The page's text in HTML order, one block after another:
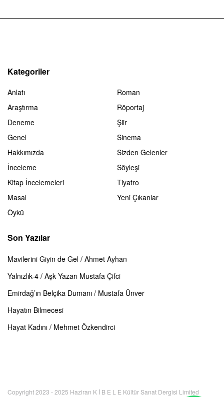
Kategoriler
Anlatı
Araştırma
Deneme
Genel
Hakkımızda
İnceleme
Kitap İncelemeleri
Masal
Öykü
Roman
Röportaj
Şiir
Sinema
Sizden Gelenler
Söyleşi
Tiyatro
Yeni Çıkanlar
Son Yazılar
Mavilerini Giyin de Gel / Ahmet Ayhan
Yalnızlık-4 / Aşk Yazarı Mustafa Çifci
Emirdağ’ın Belçika Dumanı / Mustafa Ünver
Hayatın Bilmecesi
Hayat Kadını / Mehmet Özkendirci
Copyright 2023 - 2025 Haziran K İ B E L E Kültür Sanat Dergisi Limited